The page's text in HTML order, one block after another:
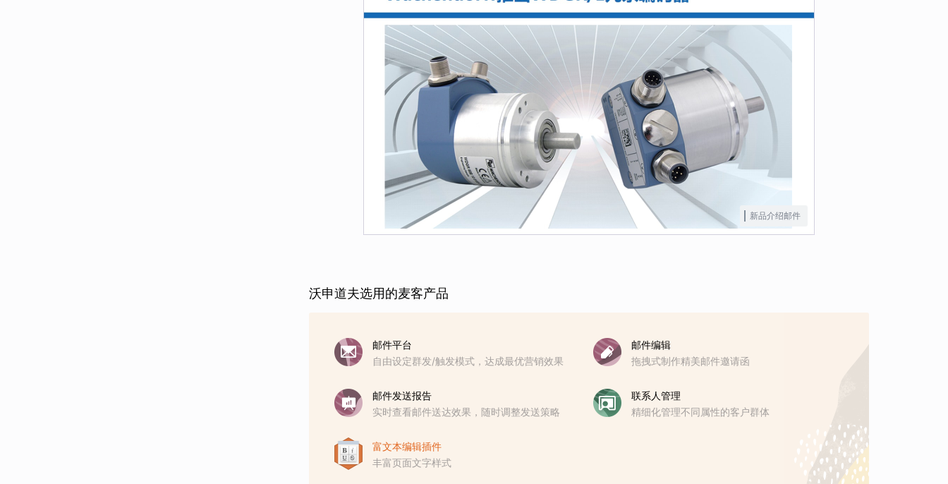
新品介绍邮件
沃申道夫选用的麦客产品
邮件平台
自由设定群发/触发模式，达成最优营销效果
邮件编辑
拖拽式制作精美邮件邀请函
邮件发送报告
实时查看邮件送达效果，随时调整发送策略
联系人管理
精细化管理不同属性的客户群体
富文本编辑插件
丰富页面文字样式